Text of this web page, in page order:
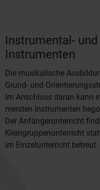
Instrumental-
Instrumenten
Die musikalische
Grund- und
Im Anschluss daran kann
meisten Instrumenten
Der Anfängerunterricht
Kleingruppenunterricht
im Einzelunterricht betreut.